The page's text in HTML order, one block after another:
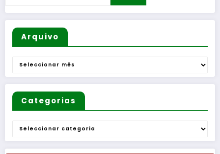
Arquivo
Arquivo
Categorias
Categorias